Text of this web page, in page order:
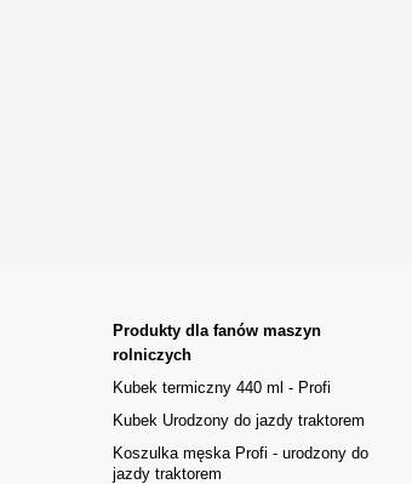
Produkty dla fanów maszyn
rolniczych
Kubek termiczny 440 ml - Profi
Kubek Urodzony do jazdy traktorem
Koszulka męska Profi - urodzony do
jazdy traktorem